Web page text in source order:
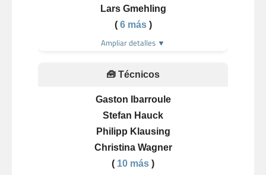
Lars Gmehling
( 6 más)
Ampliar detalles ▼
🧰 Técnicos
Gaston Ibarroule
Stefan Hauck
Philipp Klausing
Christina Wagner
( 10 más )